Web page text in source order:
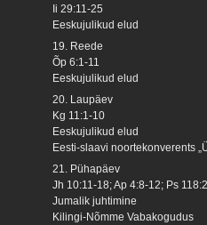
Ii 29:11-25
Eeskujulikud elud
19. Reede
Õp 6:1-11
Eeskujulikud elud
20. Laupäev
Kg 11:1-10
Eeskujulikud elud
Eesti-slaavi noortekonverents
21. Pühapäev
Jh 10:11-18; Ap 4:8-12; Ps
Jumalik juhtimine
Kilingi-Nõmme Vabakogudus